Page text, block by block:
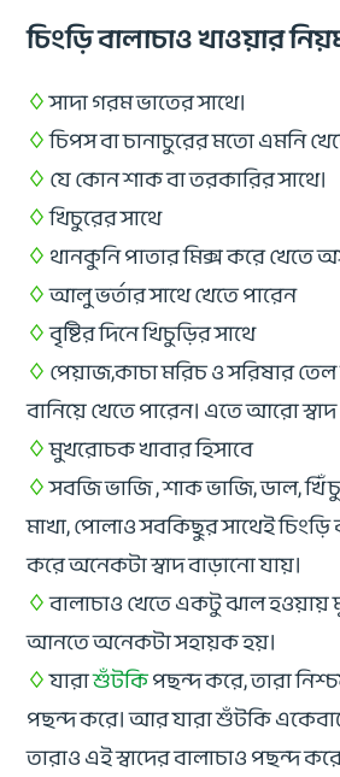
চিংড়ি বালাচাও খাওয়ার
♢সাদা গরম ভাতের সাথে।
♢চিপস বা চানাচুরের মতো এমনি
♢যে কোন শাক বা তরকারির সাথে।
♢খিচুরের সাথে
♢থানকুনি পাতার মিক্স করে খেতে
♢আলু ভর্তার সাথে খেতে পারেন
♢বৃষ্টির দিনে খিচুড়ির সাথে
♢পেয়াজ,কাচা মরিচ ও সরিষার তেল
বানিয়ে খেতে পারেন। এতে আরো
♢মুখরোচক খাবার হিসাবে
♢সবজি ভাজি , শাক ভাজি, ডাল,
মাখা, পোলাও সবকিছুর সাথেই
করে অনেকটা স্বাদ বাড়ানো যায়।
♢বালাচাও খেতে একটু ঝাল হওয়ায়
আনতে অনেকটা সহায়ক হয়।
♢যারাশুঁটকিপছন্দ করে, তারা
পছন্দ করে। আর যারা শুঁটকি
তারাও এই স্বাদের বালাচাও পছন্দ